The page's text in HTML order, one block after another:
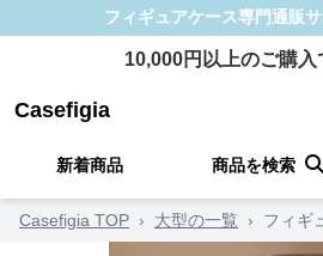
フィギュアケース専門通販サ
10,000円以上のご購入
Casefigia
新着商品 商品を検索
Casefigia TOP › 大型の一覧 › フィギ